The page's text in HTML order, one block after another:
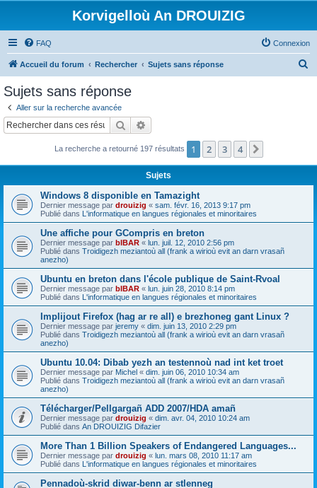
Korvigelloù An DROUIZIG
FAQ Connexion
Accueil du forum Rechercher Sujets sans réponse
c
Sujets sans réponse
Aller sur la recherche avancée
Rechercher
La recherche a retourné 197 résultats 1 2 3 4
Sujets
Windows 8 disponible en Tamazight
Dernier message par drouizig « sam. févr. 16, 2013 9:17 pm
Publié dans L'informatique en langues régionales et minoritaires
Une affiche pour GCompris en breton
Dernier message par bIBAR « lun. juil. 12, 2010 2:56 pm
Publié dans Troidigezh meziantoù all (frank a wirioù evit an darn vrasañ
anezho)
Ubuntu en breton dans l'école publique de Saint-Rvoal
Dernier message par bIBAR « lun. juin 28, 2010 8:14 pm
Publié dans L'informatique en langues régionales et minoritaires
Implijout Firefox (hag ar re all) e brezhoneg gant Linux ?
Dernier message par jeremy « dim. juin 13, 2010 2:29 pm
Publié dans Troidigezh meziantoù all (frank a wirioù evit an darn vrasañ
anezho)
Ubuntu 10.04: Dibab yezh an testennoù nad int ket troet
Dernier message par Michel « dim. juin 06, 2010 10:34 am
Publié dans Troidigezh meziantoù all (frank a wirioù evit an darn vrasañ
anezho)
Télécharger/Pellgargañ ADD 2007/HDA amañ
Dernier message par drouizig « dim. avr. 04, 2010 10:24 am
Publié dans An DROUIZIG Difazier
More Than 1 Billion Speakers of Endangered Languages...
Dernier message par drouizig « lun. mars 08, 2010 11:17 am
Publié dans L'informatique en langues régionales et minoritaires
Pennadoù-skrid diwar-benn ar stlenneg